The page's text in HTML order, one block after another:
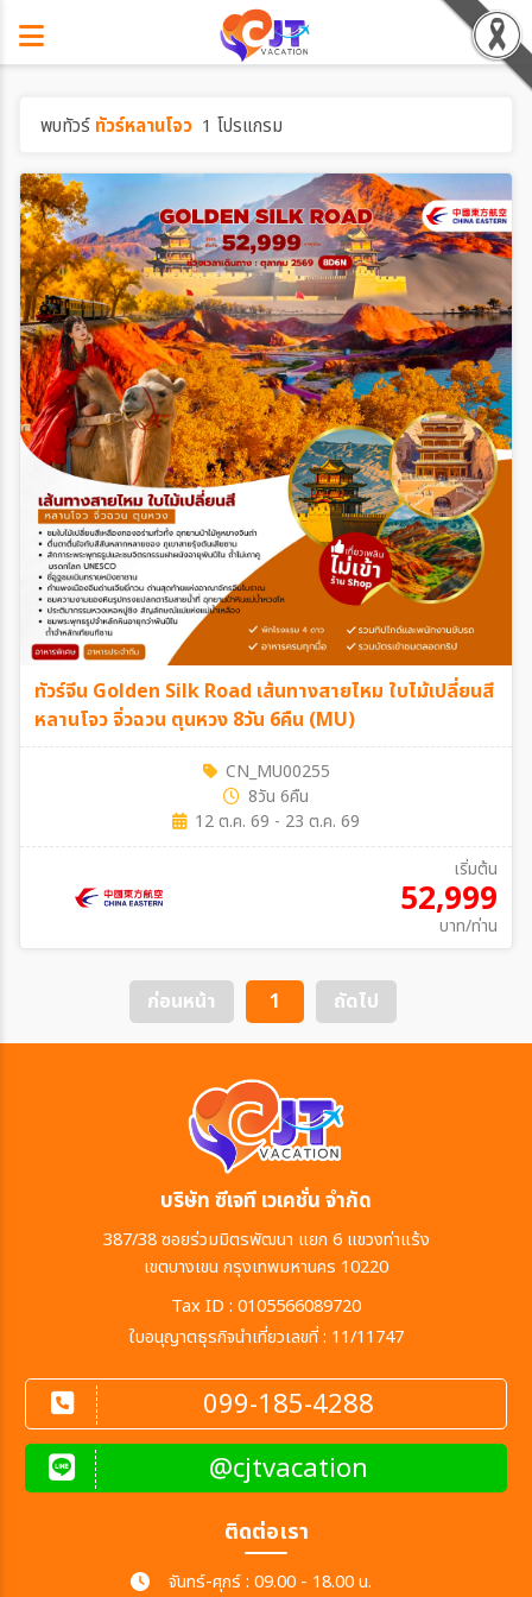
พบทัวร์ ทัวร์หลานโจว 1 โปรแกรม
ทัวร์จีน Golden Silk Road เส้นทางสายไหม ใบไม้เปลี่ยนสี
หลานโจว จิ่วฉวน ตุนหวง 8วัน 6คืน (MU)
CN_MU00255
8วัน 6คืน
12 ต.ค. 69 - 23 ต.ค. 69
เริ่มต้น
52,999
บาท/ท่าน
ก่อนหน้า 1 ถัดไป
บริษัท ซีเจที เวเคชั่น จำกัด
387/38 ซอยร่วมมิตรพัฒนา แยก 6 แขวงท่าแร้ง
เขตบางเขน กรุงเทพมหานคร 10220
Tax ID : 0105566089720
ใบอนุญาตธุรกิจนำเที่ยวเลขที่ : 11/11747
099-185-4288
@cjtvacation
ติดต่อเรา
จันทร์-ศุกร์ : 09.00 - 18.00 น.